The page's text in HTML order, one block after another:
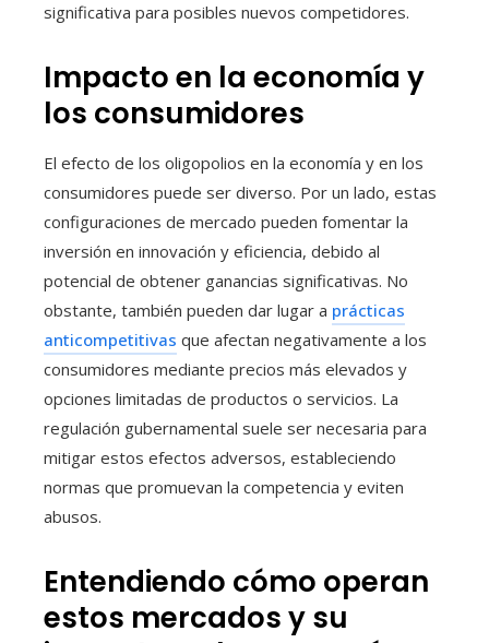
significativa para posibles nuevos competidores.
Impacto en la economía y
los consumidores
El efecto de los oligopolios en la economía y en los
consumidores puede ser diverso. Por un lado, estas
configuraciones de mercado pueden fomentar la
inversión en innovación y eficiencia, debido al
potencial de obtener ganancias significativas. No
obstante, también pueden dar lugar a prácticas
anticompetitivas que afectan negativamente a los
consumidores mediante precios más elevados y
opciones limitadas de productos o servicios. La
regulación gubernamental suele ser necesaria para
mitigar estos efectos adversos, estableciendo
normas que promuevan la competencia y eviten
abusos.
Entendiendo cómo operan
estos mercados y su